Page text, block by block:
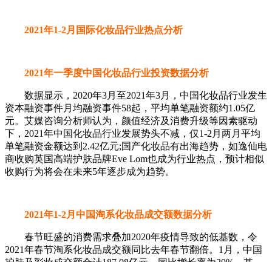
2021年1-2月国际化妆品行业热点分析
2021年一季度中国化妆品行业投资数据分析
数据显示，2020年3月至2021年3月，中国化妆品行业发生
资本融资事件月均融资事件58起，平均单笔融资额约1.05亿
元。艾媒咨询分析师认为，颜值经济及消费升级等因素驱动
下，2021年中国化妆品行业发展势头不减，仅1-2月两月平均
单笔融资金额达到2.42亿元;国产化妆品有出海趋势，如逸仙电
商收购英国高端护肤品牌Eve Lom也成为行业热点，预计相似
收购行为将会在未来5年逐步成为趋势。
2021年1-2月中国淘系化妆品成交额数据分析
春节旺盛的消费需求叠加2020年疫情导致的低基数，令
2021年春节淘系化妆品成交额同比去年春节翻倍。1月，中国